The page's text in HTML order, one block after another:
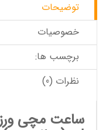
توضیحات
خصوصیات
برچسب ها:
نظرات (0)
ساعت مچی